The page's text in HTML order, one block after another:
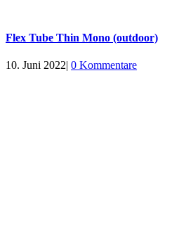
Flex Tube Thin Mono (outdoor)
10. Juni 2022| 0 Kommentare